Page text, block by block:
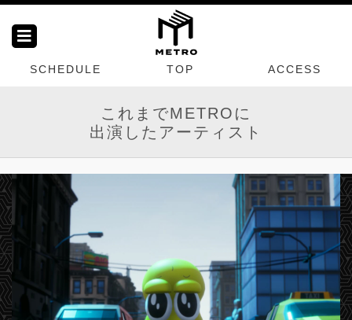
SCHEDULE TOP ACCESS
これまでMETROに
出演したアーティスト